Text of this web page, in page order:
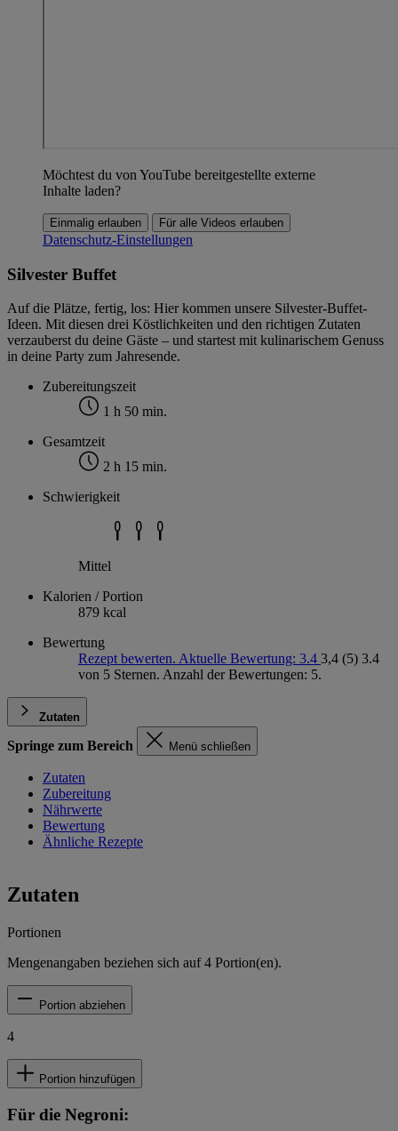
Möchtest du von YouTube bereitgestellte externe
Inhalte laden?
Einmalig erlauben Für alle Videos erlauben
Datenschutz-Einstellungen
Silvester Buffet
Auf die Plätze, fertig, los: Hier kommen unsere Silvester-Buffet-
Ideen. Mit diesen drei Köstlichkeiten und den richtigen Zutaten
verzauberst du deine Gäste – und startest mit kulinarischem Genuss
in deine Party zum Jahresende.
Zubereitungszeit
1 h 50 min.
Gesamtzeit
2 h 15 min.
Schwierigkeit
Mittel
Kalorien / Portion
879 kcal
Bewertung
Rezept bewerten. Aktuelle Bewertung: 3.4 3,4 (5) 3.4
von 5 Sternen. Anzahl der Bewertungen: 5.
Zutaten
Springe zum Bereich Menü schließen
Zutaten
Zubereitung
Nährwerte
Bewertung
Ähnliche Rezepte
Zutaten
Portionen
Mengenangaben beziehen sich auf4 Portion(en).
Portion abziehen
4
Portion hinzufügen
Für die Negroni: